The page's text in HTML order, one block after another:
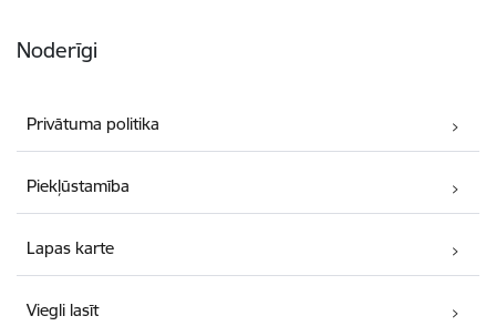
Noderīgi
Privātuma politika
Piekļūstamība
Lapas karte
Viegli lasīt